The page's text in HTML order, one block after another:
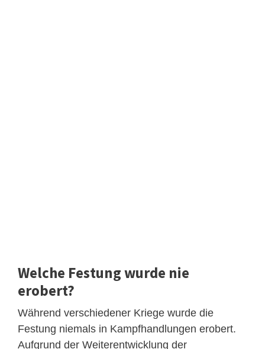
Welche Festung wurde nie
erobert?
Während verschiedener Kriege wurde die
Festung niemals in Kampfhandlungen erobert.
Aufgrund der Weiterentwicklung der